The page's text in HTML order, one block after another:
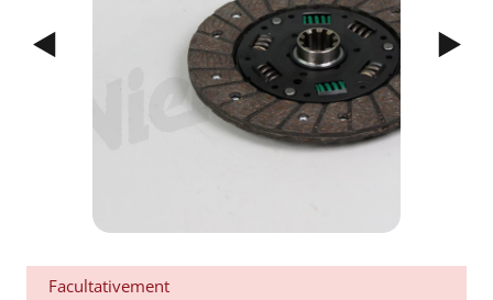
Next
Facultativement